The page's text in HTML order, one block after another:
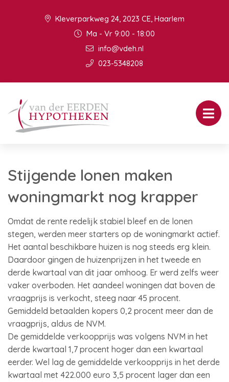
Kleverparkweg 24, 2023 CE, Haarlem
Ma - Vr 9:00 - 18:00
info@vdeh.nl
023-5348208
Stijgende lonen maken
woningmarkt nog krapper
Omdat de rente redelijk stabiel bleef en de lonen
stegen, werden meer starters op de woningmarkt actief.
Het aantal beschikbare huizen is nog steeds erg klein.
Daardoor gingen de huizenprijzen in het tweede en
derde kwartaal van dit jaar omhoog. Er werd zelfs weer
vaker overboden. Het aandeel woningen dat boven de
vraagprijs is verkocht, steeg naar 45 procent.
Gemiddeld betaalden kopers 0,2 procent meer dan de
vraagprijs, aldus de NVM.
De gemiddelde verkoopprijs was volgens NVM in het
derde kwartaal 1,7 procent hoger dan een kwartaal
eerder. Wel lag de gemiddelde verkoopprijs in het derde
kwartaal met 422.000 euro 3,5 procent lager dan een